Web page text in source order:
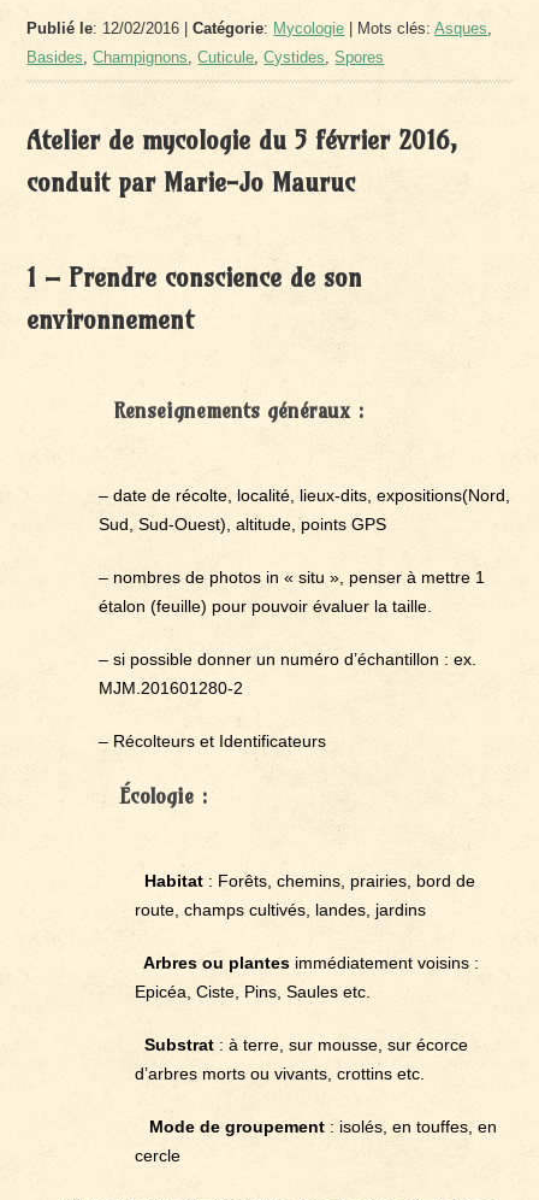
Publié le: 12/02/2016 |Catégorie: Mycologie | Mots clés:Asques,
Basides,Champignons,Cuticule,Cystides,Spores
Atelier de mycologie du 5 février 2016,
conduit par Marie-Jo Mauruc
1 – Prendre conscience de son
environnement
Renseignements généraux :
– date de récolte, localité, lieux-dits, expositions(Nord,
Sud, Sud-Ouest), altitude, points GPS
– nombres de photos in « situ », penser à mettre 1
étalon (feuille) pour pouvoir évaluer la taille.
– si possible donner un numéro d’échantillon : ex.
MJM.201601280-2
– Récolteurs et Identificateurs
Écologie :
Habitat : Forêts, chemins, prairies, bord de
route, champs cultivés, landes, jardins
Arbres ou plantes immédiatement voisins :
Epicéa, Ciste, Pins, Saules etc.
Substrat : à terre, sur mousse, sur écorce
d’arbres morts ou vivants, crottins etc.
Mode de groupement : isolés, en touffes, en
cercle